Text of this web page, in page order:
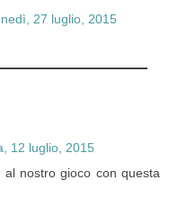
27 luglio, 2015
12 luglio, 2015
nostro gioco con questa